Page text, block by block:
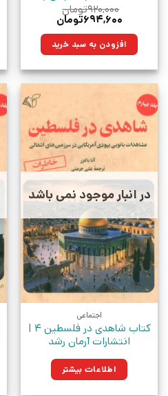
۹۲۰,۰۰۰تومان
قیمت
۹۲۰,۰۰۰تومان
بود.
۶۹۴,۶۰۰تومان
۶۹۴,۶۰۰تومان.افزودن به سبد خرید
در انبار موجود نمی باشد
اجتماعی
کتاب شاهدی در فلسطین 4 |
انتشارات آرمان رشد
اطلاعات بیشتر